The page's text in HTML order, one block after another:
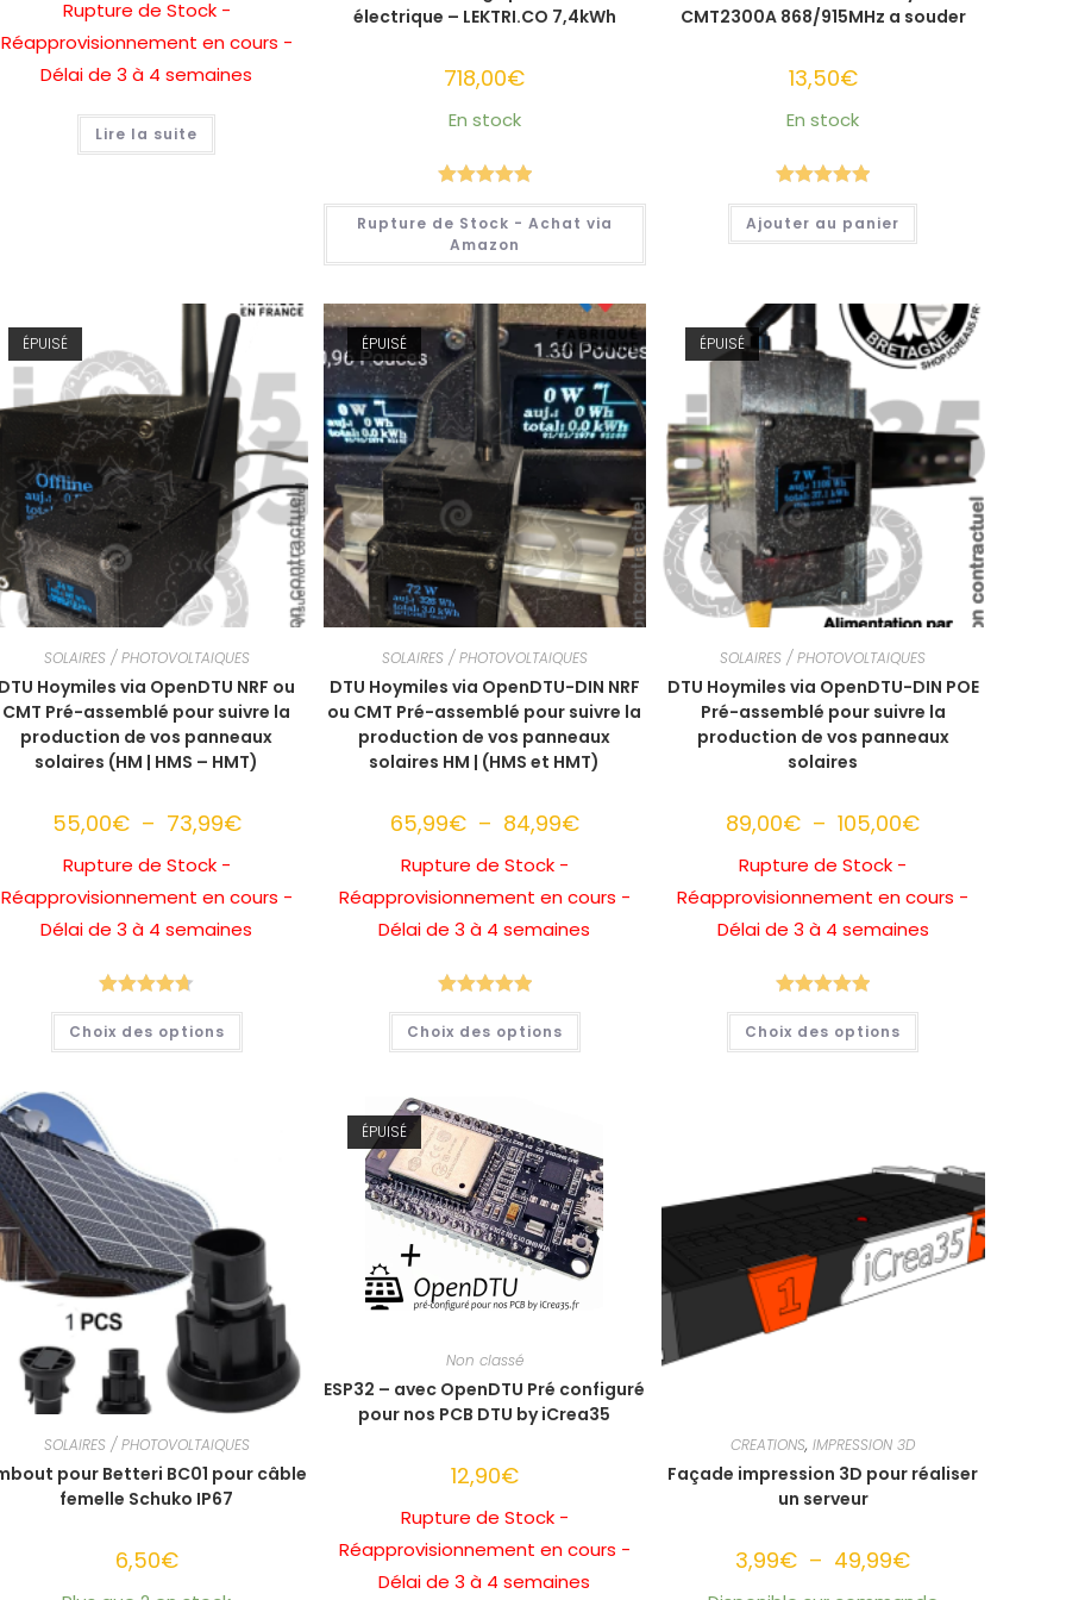
Rupture de Stock -
Réapprovisionnement en cours -
Délai de 3 à 4 semaines
Lire la suite
électrique – LEKTRI.CO 7,4kWh
718,00€
En stock
Note5.00
sur 5
Rupture de Stock - Achat via
Amazon
CMT2300A 868/915MHz a souder
13,50€
En stock
Note5.00
sur 5
Ajouter au panier
ÉPUISÉ
SOLAIRES / PHOTOVOLTAIQUES
Hoymiles via OpenDTU NRF ou
CMT Pré-assemblé pour suivre la
production de vos panneaux
solaires (HM | HMS – HMT)
55,00€ – 73,99€Plage
de
73,99€
Rupture de Stock -
Réapprovisionnement en cours -
Délai de 3 à 4 semaines
Note4.69
sur 5
Choix des options
Ce
a
du
produit
ÉPUISÉ
SOLAIRES / PHOTOVOLTAIQUES
DTU Hoymiles via OpenDTU-DIN NRF
ou CMT Pré-assemblé pour suivre la
production de vos panneaux
solaires HM | (HMS et HMT)
65,99€ – 84,99€Plage
de
84,99€
Rupture de Stock -
Réapprovisionnement en cours -
Délai de 3 à 4 semaines
Note5.00
sur 5
Choix des options
Ce
a
être
choisies
sur
la
page
du
produit
ÉPUISÉ
SOLAIRES / PHOTOVOLTAIQUES
DTU Hoymiles via OpenDTU-DIN POE
Pré-assemblé pour suivre la
production de vos panneaux
solaires
89,00€ – 105,00€Plage
de
105,00€
Rupture de Stock -
Réapprovisionnement en cours -
Délai de 3 à 4 semaines
Note5.00
sur 5
Choix des options
Ce
a
choisies
sur
page
du
produit
SOLAIRES / PHOTOVOLTAIQUES
pour Betteri BC01 pour câble
femelle Schuko IP67
6,50€
ÉPUISÉ
Non classé
ESP32 – avec OpenDTU Pré configuré
pour nos PCB DTU by iCrea35
12,90€
Rupture de Stock -
Réapprovisionnement en cours -
Délai de 3 à 4 semaines
CREATIONS,IMPRESSION 3D
Façade impression 3D pour réaliser
un serveur
3,99€ – 49,99€Plage
prix :